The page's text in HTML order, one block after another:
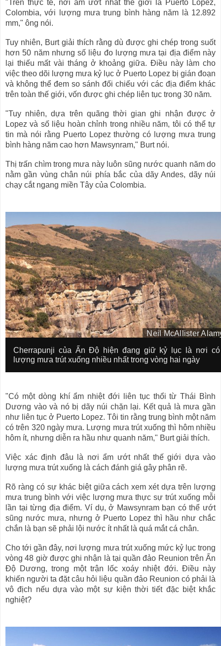
"Trên thực tế, nơi ẩm ướt nhất thế giới là Puerto Lopez,
Colombia, với lượng mưa trung bình hàng năm là 12.892
mm," ông nói.
Tuy nhiên, Burt giải thích rằng dù được ghi chép trong suốt
hơn 50 năm nhưng số liệu đo lượng mưa tại địa điểm này
lại thiếu mất vài tháng ở khoảng giữa. Điều này làm cho
việc theo dõi lượng mưa kỷ lục ở Puerto Lopez bị gián đoạn
và không thể đem so sánh đối chiếu với các địa điểm khác
trên toàn thế giới, vốn được ghi chép liên tục trong 30 năm.
"Tuy nhiên, dựa trên quãng thời gian ghi nhận được ở
Lopez và số liệu hoàn chỉnh trong nhiều năm, tôi có thể tự
tin mà nói rằng Puerto Lopez thường có lượng mưa trung
bình hàng năm cao hơn Mawsynram," Burt nói.
Thị trấn chìm trong mưa này luôn sũng nước quanh năm do
nằm gần vùng chân núi phía bắc của dãy Andes, dãy núi
chạy cắt ngang miền Tây của Colombia.
e
p
y
i
g
h
Neil McAllister
I
m
a
g
a
p
i
o
n
Cherrapunji của Ấn Độ hiện đang giữ kỷ lục là nơi có
lượng mưa trút xuống nhiều nhất trong vòng hai ngày
"Có một dòng khí ẩm nhiệt đới liên tục thổi từ Thái Bình
Dương vào và nó bị dãy núi chặn lại. Kết quả là mưa gần
như liên tục ở Puerto Lopez. Tôi tin rằng trung bình một năm
có trên 320 ngày mưa. Lượng mưa trút xuống thì hôm nhiều
hôm ít, nhưng diễn ra hầu như quanh năm," Burt giải thích.
Việc xác định đâu là nơi ẩm ướt nhất thế giới dựa vào
lượng mưa trút xuống là cách đánh giá gây phân rẽ.
Rõ ràng có sự khác biệt giữa cách xem xét dựa trên lượng
mưa trung bình với việc lượng mưa thực sự trút xuống mỗi
lần tại từng địa điểm. Ví dụ, ở Mawsynram bạn có thể ướt
sũng nước mưa, nhưng ở Puerto Lopez thì hầu như chắc
chắn là bạn sẽ phải lội nước ít nhất là quá mắt cá chân.
Cho tới gần đây, nơi lượng mưa trút xuống mức kỷ lục trong
vòng 48 giờ được ghi nhận là tại quần đảo Reunion trên Ấn
Độ Dương, trong một trận lốc xoáy nhiệt đới. Điều này
khiến người ta đặt câu hỏi liệu quần đảo Reunion có phải là
vô địch nếu dựa vào một sự kiện thời tiết đặc biệt khắc
nghiệt?